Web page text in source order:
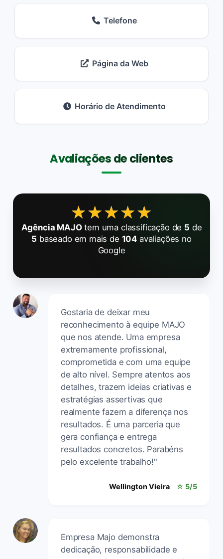
Telefone
Página da Web
Horário de Atendimento
Avaliações de clientes
★★★★★
★★★★★
Agência MAJOtem uma classificação de 5 de
5 baseado em mais de 104 avaliações no
Google
Gostaria de deixar meu
reconhecimento à equipe MAJO
que nos atende. Uma empresa
extremamente profissional,
comprometida e com uma equipe
de alto nível. Sempre atentos aos
detalhes, trazem ideias criativas e
estratégias assertivas que
realmente fazem a diferença nos
resultados. É uma parceria que
gera confiança e entrega
resultados concretos. Parabéns
pelo excelente trabalho!"
Wellington Vieira ☆ 5/5
Empresa Majo demonstra
dedicação, responsabilidade e